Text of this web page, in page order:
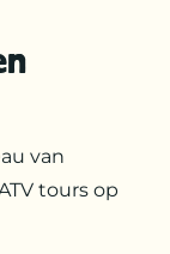
van
tours op